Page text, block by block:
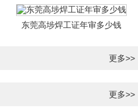
东莞高埗焊工证年审多少钱
更多>>
更多>>